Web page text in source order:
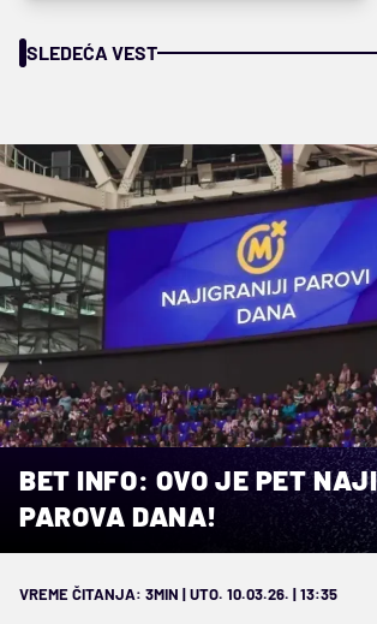
SLEDEĆA VEST
BET INFO: OVO JE PET
PAROVA DANA!
VREME ČITANJA: 3MIN | UTO. 10.03.26. | 13:35